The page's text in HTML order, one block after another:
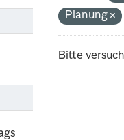
Planung
Bitte